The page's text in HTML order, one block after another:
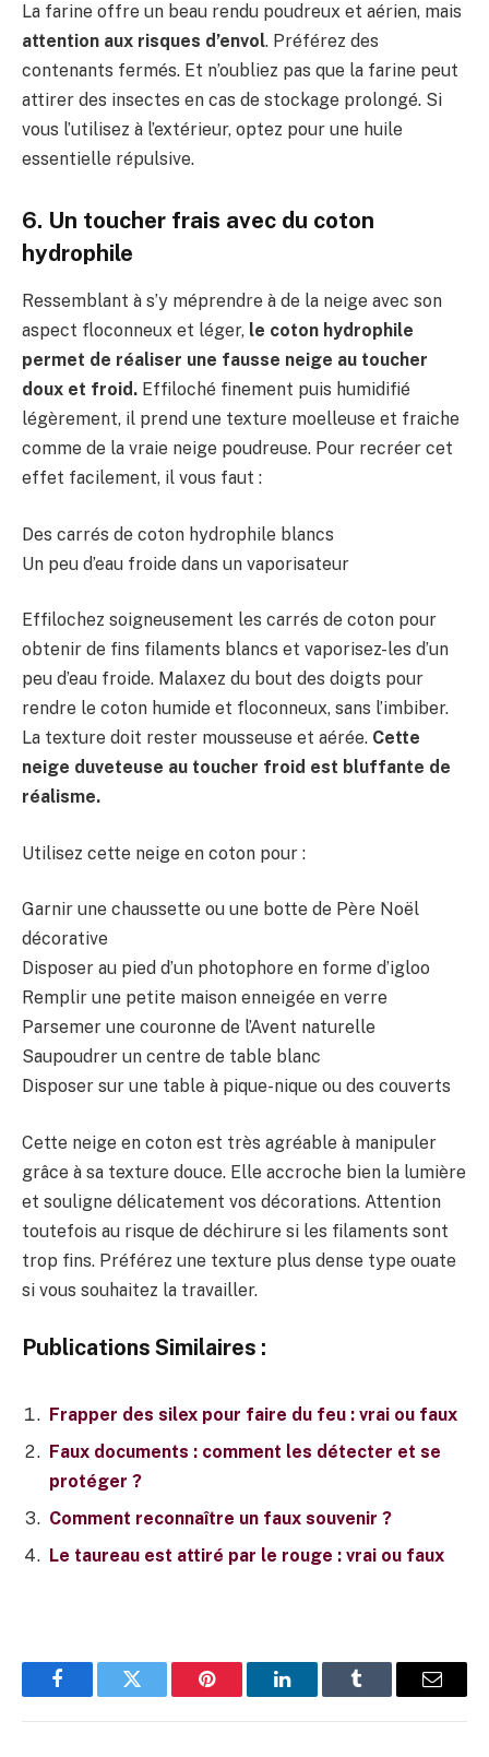
La farine offre un beau rendu poudreux et aérien, mais
attention aux risques d’envol. Préférez des
contenants fermés. Et n’oubliez pas que la farine peut
attirer des insectes en cas de stockage prolongé. Si
vous l’utilisez à l’extérieur, optez pour une huile
essentielle répulsive.
6. Un toucher frais avec du coton
hydrophile
Ressemblant à s’y méprendre à de la neige avec son
aspect floconneux et léger, le coton hydrophile
permet de réaliser une fausse neige au toucher
doux et froid. Effiloché finement puis humidifié
légèrement, il prend une texture moelleuse et fraiche
comme de la vraie neige poudreuse. Pour recréer cet
effet facilement, il vous faut :
Des carrés de coton hydrophile blancs
Un peu d’eau froide dans un vaporisateur
Effilochez soigneusement les carrés de coton pour
obtenir de fins filaments blancs et vaporisez-les d’un
peu d’eau froide. Malaxez du bout des doigts pour
rendre le coton humide et floconneux, sans l’imbiber.
La texture doit rester mousseuse et aérée. Cette
neige duveteuse au toucher froid est bluffante de
réalisme.
Utilisez cette neige en coton pour :
Garnir une chaussette ou une botte de Père Noël
décorative
Disposer au pied d’un photophore en forme d’igloo
Remplir une petite maison enneigée en verre
Parsemer une couronne de l’Avent naturelle
Saupoudrer un centre de table blanc
Disposer sur une table à pique-nique ou des couverts
Cette neige en coton est très agréable à manipuler
grâce à sa texture douce. Elle accroche bien la lumière
et souligne délicatement vos décorations. Attention
toutefois au risque de déchirure si les filaments sont
trop fins. Préférez une texture plus dense type ouate
si vous souhaitez la travailler.
Publications Similaires :
Frapper des silex pour faire du feu : vrai ou faux
Faux documents : comment les détecter et se
protéger ?
Comment reconnaître un faux souvenir ?
Le taureau est attiré par le rouge : vrai ou faux
FacebookTwitter Pinterest LinkedInTumblr
E-